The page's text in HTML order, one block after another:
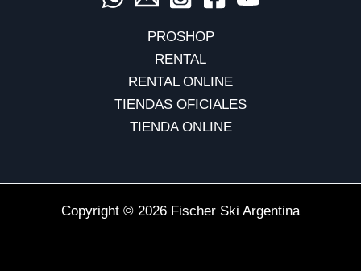
PROSHOP
RENTAL
RENTAL ONLINE
TIENDAS OFICIALES
TIENDA ONLINE
Copyright © 2026 Fischer Ski Argentina